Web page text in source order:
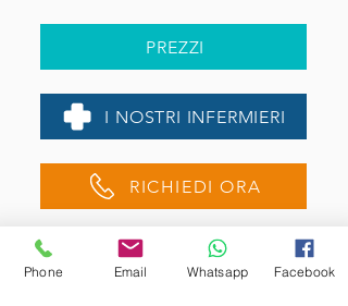
PREZZI
I NOSTRI INFERMIERI
RICHIEDI ORA
INVIA UNA MAIL
Phone Email Whatsapp Facebook